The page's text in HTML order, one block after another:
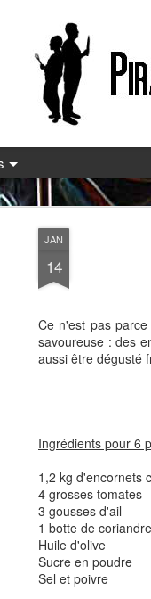
JAN
14
Ce n'est pas
savoureuse : des
aussi être dégusté
Ingrédients pour 6
1,2 kg d'encornets
4 grosses tomates
3 gousses d'ail
1 botte de coriandre
Huile d'olive
Sucre en poudre
Sel et poivre